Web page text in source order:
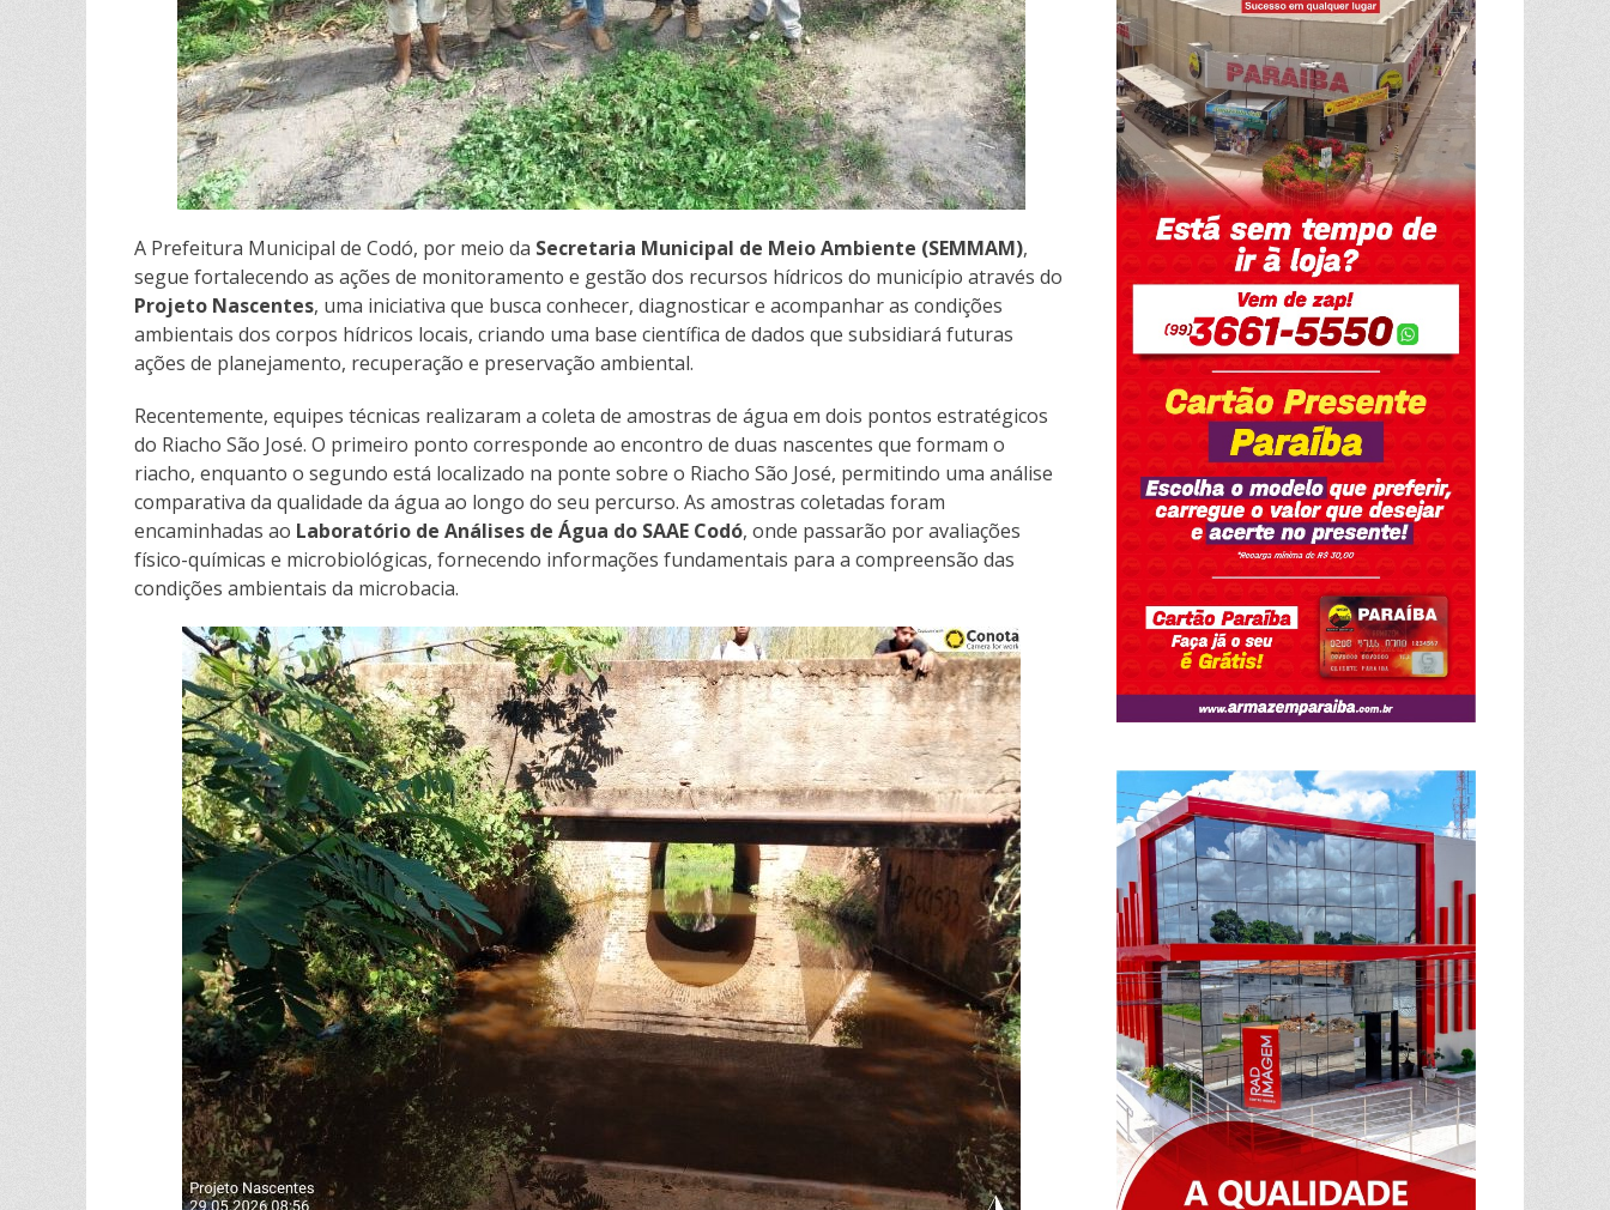
l
h
a
r
A Prefeitura Municipal de Codó, por meio da Secretaria Municipal de Meio Ambiente (SEMMAM),
segue fortalecendo as ações de monitoramento e gestão dos recursos hídricos do município através do
Projeto Nascentes, uma iniciativa que busca conhecer, diagnosticar e acompanhar as condições
ambientais dos corpos hídricos locais, criando uma base científica de dados que subsidiará futuras
ações de planejamento, recuperação e preservação ambiental.
Recentemente, equipes técnicas realizaram a coleta de amostras de água em dois pontos estratégicos
do Riacho São José. O primeiro ponto corresponde ao encontro de duas nascentes que formam o
riacho, enquanto o segundo está localizado na ponte sobre o Riacho São José, permitindo uma análise
comparativa da qualidade da água ao longo do seu percurso. As amostras coletadas foram
encaminhadas ao Laboratório de Análises de Água do SAAE Codó, onde passarão por avaliações
físico-químicas e microbiológicas, fornecendo informações fundamentais para a compreensão das
condições ambientais da microbacia.